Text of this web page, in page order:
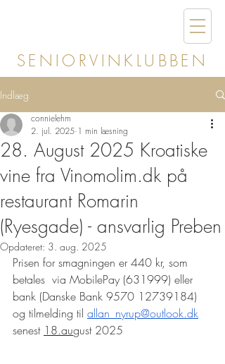
SENIORVINKLUBBEN
Indlæg
28. August 2025 Kroatiske
vine fra Vinomolim.dk på
restaurant Romarin
(Ryesgade) - ansvarlig Preben
connielehm
2. jul. 2025 1 min læsning
Opdateret: 3. aug. 2025
Prisen for smagningen er 440 kr, som
betales  via MobilePay (631999) eller
bank (Danske Bank 9570 12739184)
og tilmelding til allan_nyrup@outlook.dk
senest 18.august 2025